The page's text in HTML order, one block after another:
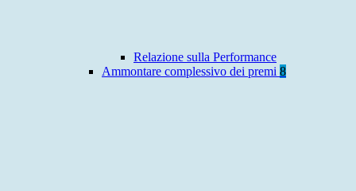
Relazione sulla Performance
Ammontare complessivo dei premi 8